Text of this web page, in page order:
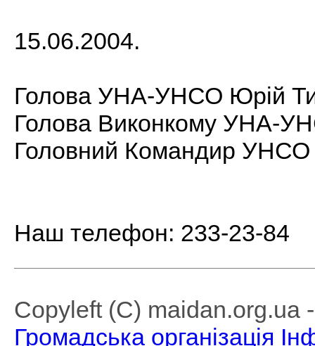
15.06.2004.
Голова УНА-УНСО Юрій
Голова Виконкому УНА-
Головний Командир УНСО
Наш телефон: 233-23-84
Copyleft (C) maidan.org.ua
Громадська організація